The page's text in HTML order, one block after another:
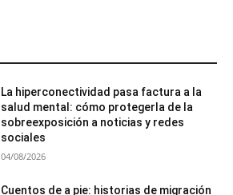
La hiperconectividad pasa factura a la
salud mental: cómo protegerla de la
sobreexposición a noticias y redes
sociales
04/08/2026
Cuentos de a pie: historias de migración